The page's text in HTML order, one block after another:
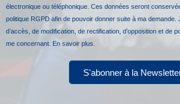
électronique ou téléphonique. Ces données seront
politique RGPD afin de pouvoir donner suite à ma demande.
d’accès, de modification, de rectification, d’opposition et de
me concernant.
En savoir plus.
S'abonner à la